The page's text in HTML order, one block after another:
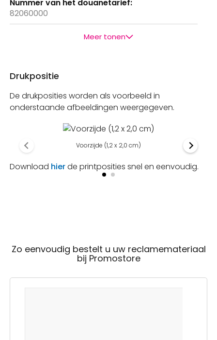
82060000
Meer tonen
Drukpositie
De drukposities worden als voorbeeld in
onderstaande afbeeldingen weergegeven.
Voorzijde (1,2 x 2,0 cm)
Download hierde printposities snel en eenvoudig.
Zo eenvoudig bestelt u uw reclamemateriaal
bij Promostore